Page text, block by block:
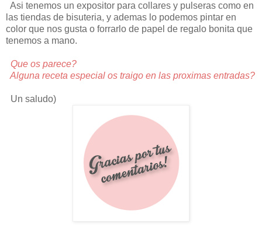
Asi tenemos un expositor para collares y pulseras como en
las tiendas de bisuteria, y ademas lo podemos pintar en
color que nos gusta o forrarlo de papel de regalo bonita que
tenemos a mano.
Que os parece?
Alguna receta especial os traigo en las proximas entradas?
Un saludo)